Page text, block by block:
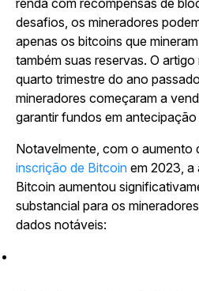
renda com recompensas de
desafios, os mineradores
apenas os bitcoins que
também suas reservas. O
quarto trimestre do ano
mineradores começaram a
garantir fundos em
Notavelmente, com o aumento
inscrição de Bitcoin em 2023, a
Bitcoin aumentou
substancial para os
dados notáveis: